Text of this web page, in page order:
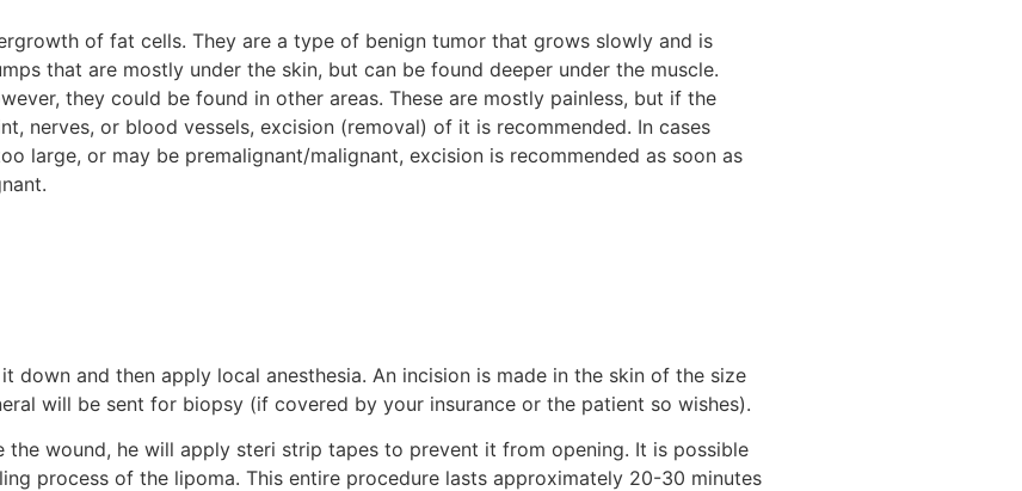
of fat cells. They are a type of benign tumor that grows slowly and is
that are mostly under the skin, but can be found deeper under the muscle.
they could be found in other areas. These are mostly painless, but if the
nerves, or blood vessels, excision (removal) of it is recommended. In cases
large, or may be premalignant/malignant, excision is recommended as soon as
and then apply local anesthesia. An incision is made in the skin of the size
will be sent for biopsy (if covered by your insurance or the patient so wishes).
wound, he will apply steri strip tapes to prevent it from opening. It is possible
process of the lipoma. This entire procedure lasts approximately 20-30 minutes